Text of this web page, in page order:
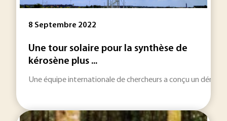
8 Septembre 2022
Une tour solaire pour la synthèse de
kérosène plus ...
Une équipe internationale de chercheurs a conçu un